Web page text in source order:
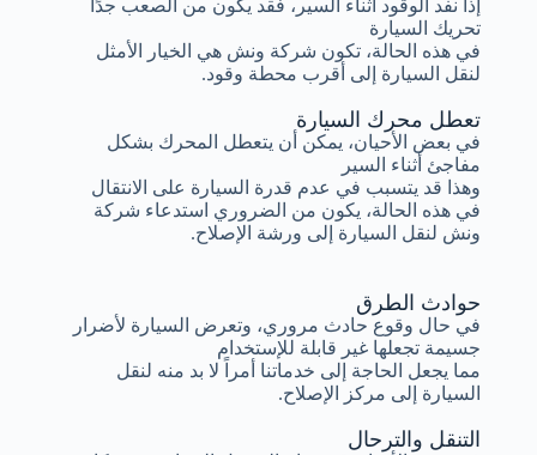
تعطل محرك السيارة
في بعض الأحيان، يمكن أن يتعطل المحرك بشكل
مفاجئ أثناء السير
وهذا قد يتسبب في عدم قدرة السيارة على الانتقال
في هذه الحالة، يكون من الضروري استدعاء شركة
ونش لنقل السيارة إلى ورشة الإصلاح.
إذا نفد الوقود أثناء السير، فقد يكون من الصعب جدًا
تحريك السيارة
في هذه الحالة، تكون شركة ونش هي الخيار الأمثل
لنقل السيارة إلى أقرب محطة وقود.
التنقل والترحال
حوادث الطرق
في حال وقوع حادث مروري، وتعرض السيارة لأضرار
جسيمة تجعلها غير قابلة للإستخدام
مما يجعل الحاجة إلى خدماتنا أمراً لا بد منه لنقل
السيارة إلى مركز الإصلاح.